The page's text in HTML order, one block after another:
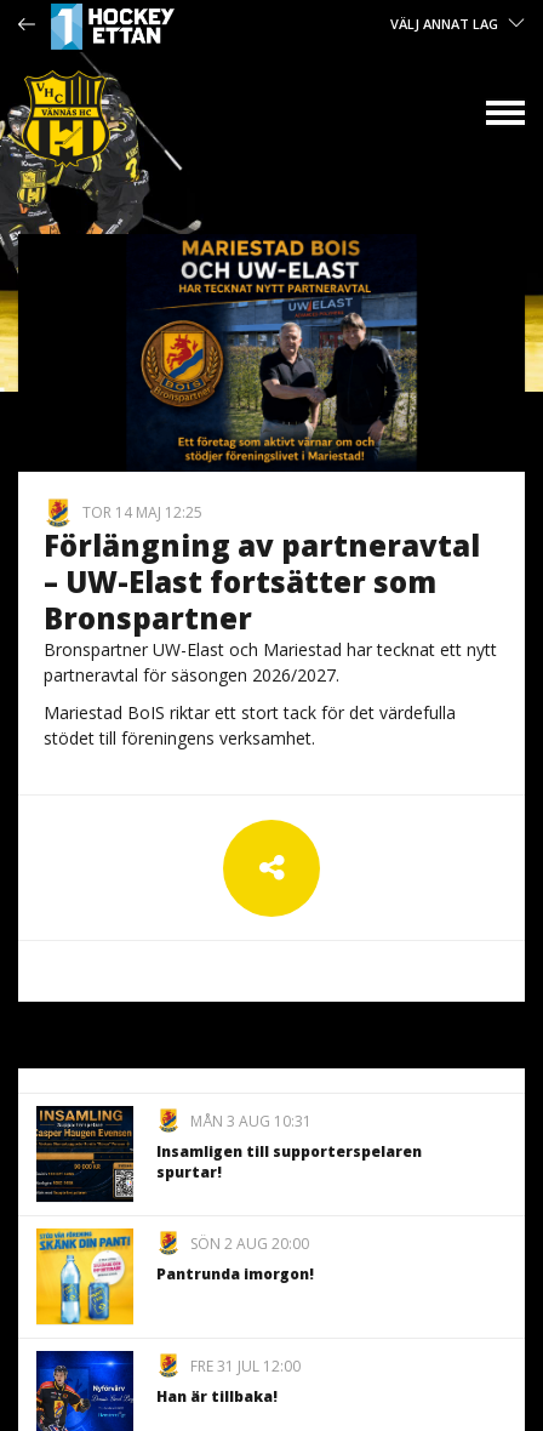
VÄLJ ANNAT LAG
TOR 14 MAJ 12:25
Förlängning av partneravtal
– UW-Elast fortsätter som
Bronspartner
Bronspartner UW-Elast och Mariestad har tecknat ett nytt
partneravtal för säsongen 2026/2027.
Mariestad BoIS riktar ett stort tack för det värdefulla
stödet till föreningens verksamhet.
MÅN 3 AUG 10:31
Insamligen till supporterspelaren
spurtar!
SÖN 2 AUG 20:00
Pantrunda imorgon!
FRE 31 JUL 12:00
Han är tillbaka!